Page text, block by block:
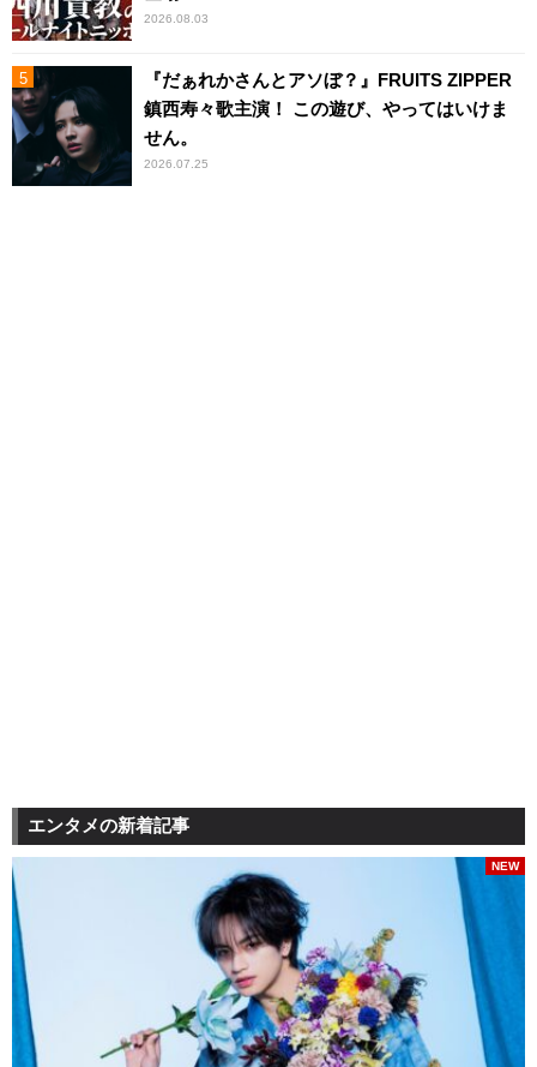
2026.08.03
『だぁれかさんとアソぼ？』FRUITS ZIPPER
鎮西寿々歌主演！ この遊び、やってはいけま
せん。
2026.07.25
エンタメの新着記事
NEW